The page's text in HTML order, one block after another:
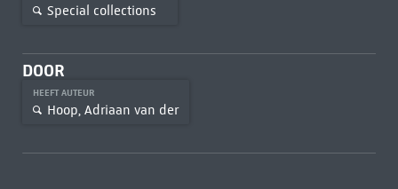
Special collections
DOOR
HEEFT AUTEUR
Hoop, Adriaan van der